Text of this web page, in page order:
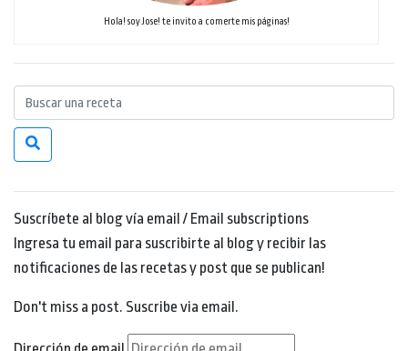
Hola! soy Jose! te invito a comerte mis páginas!
Suscríbete al blog vía email / Email subscriptions
Ingresa tu email para suscribirte al blog y recibir las
notificaciones de las recetas y post que se publican!
Don't miss a post. Suscribe via email.